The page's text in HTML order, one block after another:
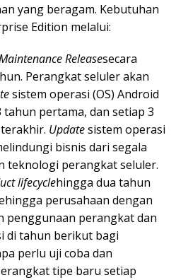
yang beragam. Kebutuhan
Edition melalui:
Releasesecara
Perangkat seluler akan
sistem operasi (OS) Android
pertama, dan setiap 3
Updatesistem operasi
bisnis dari segala
teknologi perangkat seluler.
lifecyclehingga dua tahun
perusahaan dengan
penggunaan perangkat dan
di tahun berikut bagi
perlu uji coba dan
tipe baru setiap